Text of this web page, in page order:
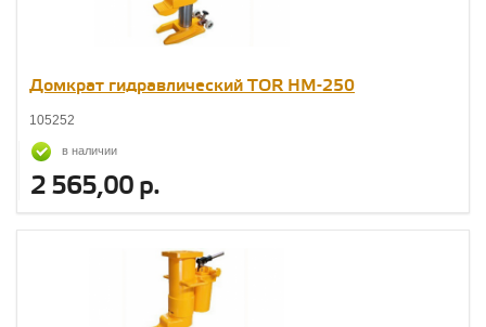
Домкрат гидравлический TOR HM-250
105252
в наличии
2 565,00 р.